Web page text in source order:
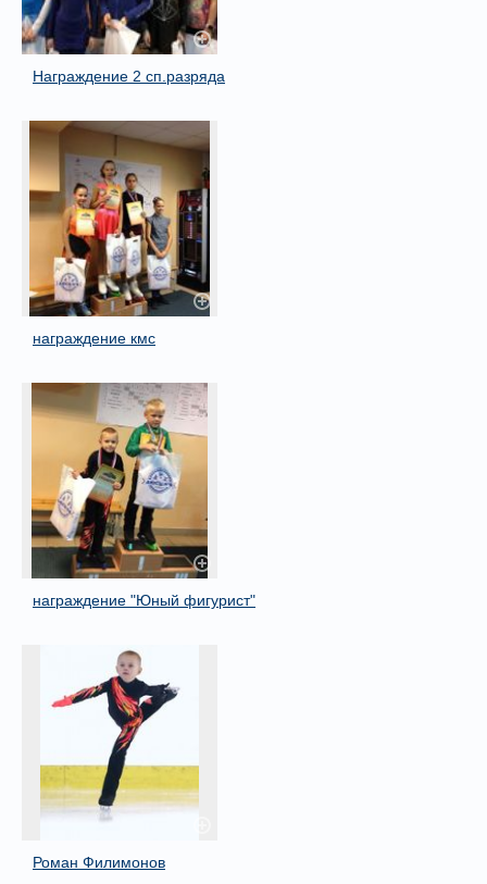
Награждение 2 сп.разряда
награждение кмс
награждение "Юный фигурист"
Роман Филимонов